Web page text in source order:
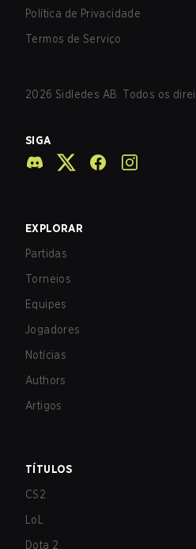
Política de Privacidade
Termos de Serviço
2026 Sidledes AB. Todos os
SIGA
EXPLORAR
Partidas
Torneios
Equipes
Jogadores
Notícias
Authors
Artigos
TÍTULOS
CS2
LoL
Dota 2